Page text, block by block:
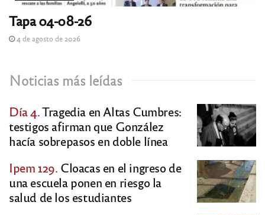
Tapa 04-08-26
4 de agosto de 2026
Noticias más leídas
Día 4.Tragedia en Altas Cumbres:
testigos afirman que González
hacía sobrepasos en doble línea
Ipem 129. Cloacas en el ingreso de
una escuela ponen en riesgo la
salud de los estudiantes